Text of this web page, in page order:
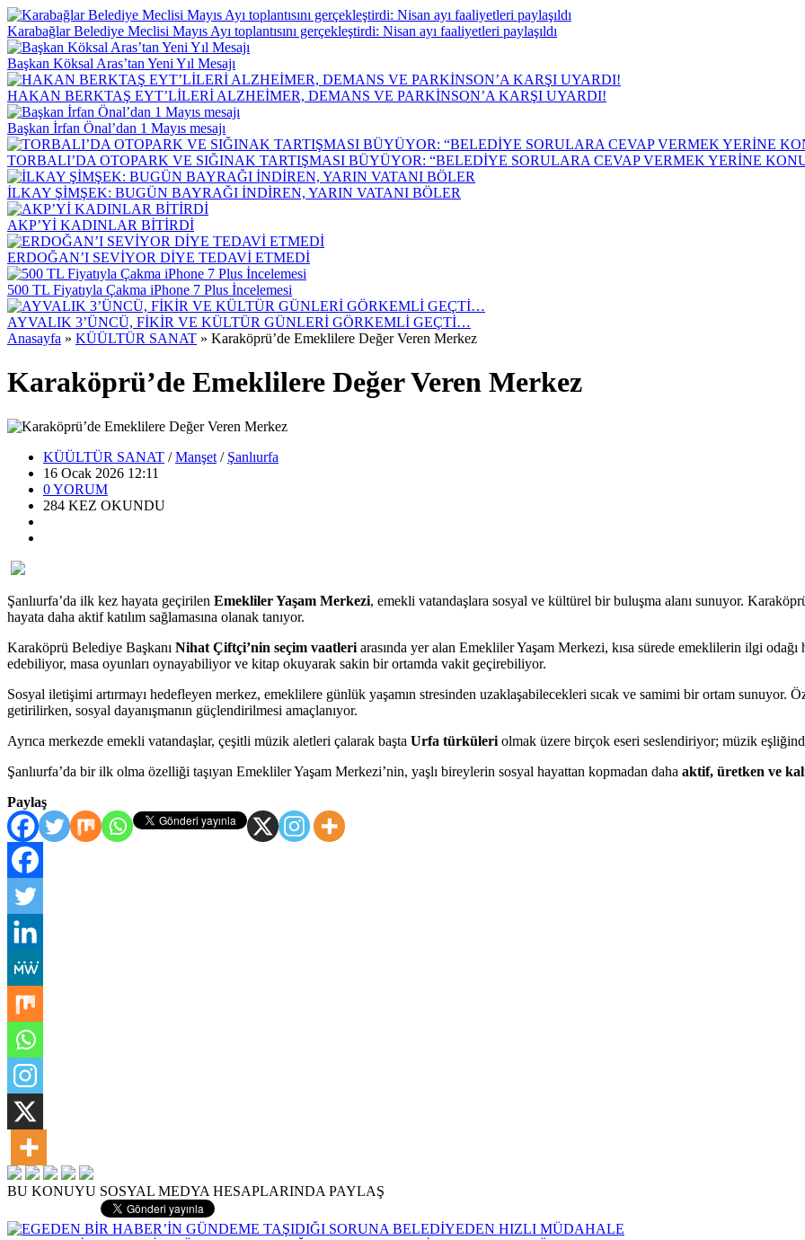
Karabağlar Belediye Meclisi Mayıs Ayı toplantısını gerçekleştirdi: Nisan ayı faaliyetleri paylaşıldı
Başkan Köksal Aras’tan Yeni Yıl Mesajı
HAKAN BERKTAŞ EYT’LİLERİ ALZHEİMER, DEMANS VE PARKİNSON’A KARŞI UYARDI!
Başkan İrfan Önal’dan 1 Mayıs mesajı
TORBALI’DA OTOPARK VE SIĞINAK TARTIŞMASI BÜYÜYOR: “BELEDİYE SORULARA CEVAP VERMEK YERİNE
İLKAY ŞİMŞEK: BUGÜN BAYRAĞI İNDİREN, YARIN VATANI BÖLER
AKP’Yİ KADINLAR BİTİRDİ
ERDOĞAN’I SEVİYOR DİYE TEDAVİ ETMEDİ
500 TL Fiyatıyla Çakma iPhone 7 Plus İncelemesi
AYVALIK 3’ÜNCÜ, FİKİR VE KÜLTÜR GÜNLERİ GÖRKEMLİ GEÇTİ…
Anasayfa » KÜÜLTÜR SANAT » Karaköprü’de Emeklilere Değer Veren Merkez
Karaköprü’de Emeklilere Değer Veren Merkez
KÜÜLTÜR SANAT /Manşet / Şanlıurfa
16 Ocak 2026 12:11
0YORUM
284 KEZ OKUNDU
Şanlıurfa’da ilk kez hayata geçirilen Emekliler Yaşam Merkezi, emekli vatandaşlara sosyal ve kültürel bir buluşma alanı sunuyor.
hayata daha aktif katılım sağlamasına olanak tanıyor.
Karaköprü Belediye Başkanı Nihat Çiftçi’nin seçim vaatleri arasında yer alan Emekliler Yaşam Merkezi, kısa sürede emeklilerin ilgi
edebiliyor, masa oyunları oynayabiliyor ve kitap okuyarak sakin bir ortamda vakit geçirebiliyor.
Sosyal iletişimi artırmayı hedefleyen merkez, emeklilere günlük yaşamın stresinden uzaklaşabilecekleri sıcak ve samimi bir ortam
getirilirken, sosyal dayanışmanın güçlendirilmesi amaçlanıyor.
Ayrıca merkezde emekli vatandaşlar, çeşitli müzik aletleri çalarak başta Urfa türküleri olmak üzere birçok eseri seslendiriyor; müzik
Şanlıurfa’da bir ilk olma özelliği taşıyan Emekliler Yaşam Merkezi’nin, yaşlı bireylerin sosyal hayattan kopmadan daha aktif, üretken ve
Paylaş
BU KONUYU SOSYAL MEDYA HESAPLARINDA PAYLAŞ